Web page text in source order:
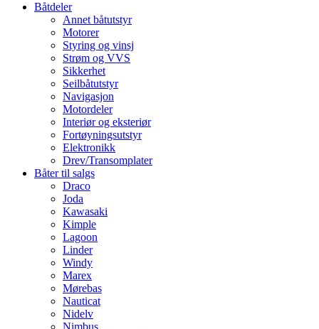
Båtdeler
Annet båtutstyr
Motorer
Styring og vinsj
Strøm og VVS
Sikkerhet
Seilbåtutstyr
Navigasjon
Motordeler
Interiør og eksteriør
Fortøyningsutstyr
Elektronikk
Drev/Transomplater
Båter til salgs
Draco
Joda
Kawasaki
Kimple
Lagoon
Linder
Windy
Marex
Mørebas
Nauticat
Nidelv
Nimbus